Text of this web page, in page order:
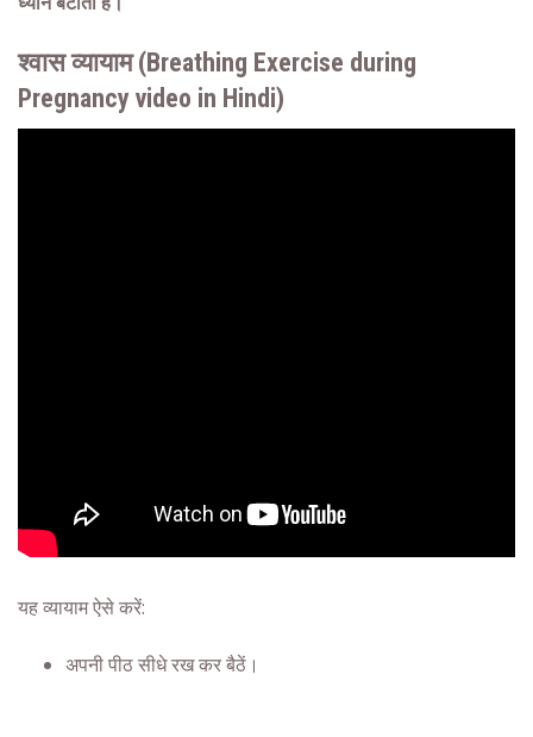
श्‍वासव्यायाम (Breathing Exercise during
Pregnancy video in Hindi)
यह व्यायाम ऐसे करें:
अपनी पीठ सीधे रख कर बैठें।